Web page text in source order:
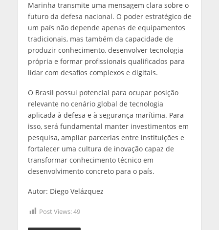
Marinha transmite uma mensagem clara sobre o
futuro da defesa nacional. O poder estratégico de
um país não depende apenas de equipamentos
tradicionais, mas também da capacidade de
produzir conhecimento, desenvolver tecnologia
própria e formar profissionais qualificados para
lidar com desafios complexos e digitais.
O Brasil possui potencial para ocupar posição
relevante no cenário global de tecnologia
aplicada à defesa e à segurança marítima. Para
isso, será fundamental manter investimentos em
pesquisa, ampliar parcerias entre instituições e
fortalecer uma cultura de inovação capaz de
transformar conhecimento técnico em
desenvolvimento concreto para o país.
Autor: Diego Velázquez
Post Views: 49